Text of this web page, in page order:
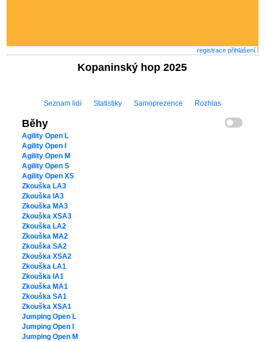
registrace přihlášení
Kopaninský hop 2025
Seznam lidí Statistiky Samoprezence Rozhlas
Běhy
Agility Open L
Agility Open I
Agility Open M
Agility Open S
Agility Open XS
Zkouška LA3
Zkouška IA3
Zkouška MA3
Zkouška XSA3
Zkouška LA2
Zkouška MA2
Zkouška SA2
Zkouška XSA2
Zkouška LA1
Zkouška IA1
Zkouška MA1
Zkouška SA1
Zkouška XSA1
Jumping Open L
Jumping Open I
Jumping Open M